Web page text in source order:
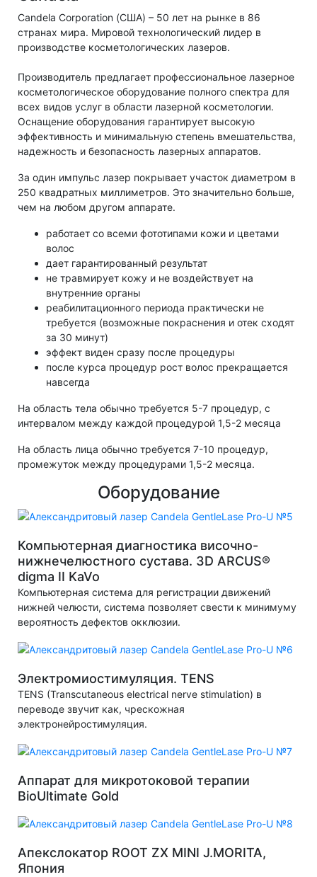
Candela Corporation (США) – 50 лет на рынке в 86
странах мира. Мировой технологический лидер в
производстве косметологических лазеров.
Производитель предлагает профессиональное лазерное
косметологическое оборудование полного спектра для
всех видов услуг в области лазерной косметологии.
Оснащение оборудования гарантирует высокую
эффективность и минимальную степень вмешательства,
надежность и безопасность лазерных аппаратов.
За один импульс лазер покрывает участок диаметром в
250 квадратных миллиметров. Это значительно больше,
чем на любом другом аппарате.
работает со всеми фототипами кожи и цветами
волос
дает гарантированный результат
не травмирует кожу и не воздействует на
внутренние органы
реабилитационного периода практически не
требуется (возможные покраснения и отек сходят
за 30 минут)
эффект виден сразу после процедуры
после курса процедур рост волос прекращается
навсегда
На область тела обычно требуется 5-7 процедур, с
интервалом между каждой процедурой 1,5-2 месяца
На область лица обычно требуется 7-10 процедур,
промежуток между процедурами 1,5-2 месяца.
Оборудование
Компьютерная диагностика височно-
нижнечелюстного сустава. 3D ARCUS®
digma II KaVo
Компьютерная система для регистрации движений
нижней челюсти, система позволяет свести к минимуму
вероятность дефектов окклюзии.
Электромиостимуляция. TENS
TENS (Transcutaneous electrical nerve stimulation) в
переводе звучит как, чрескожная
электронейростимуляция.
Аппарат для микротоковой терапии
BioUltimate Gold
Апекслокатор ROOT ZX MINI J.MORITA,
Япония